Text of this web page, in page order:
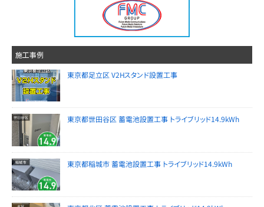
施工事例
東京都足立区 V2Hスタンド設置工事
東京都世田谷区 蓄電池設置工事 トライブリッド14.9kWh
東京都稲城市 蓄電池設置工事 トライブリッド14.9kWh